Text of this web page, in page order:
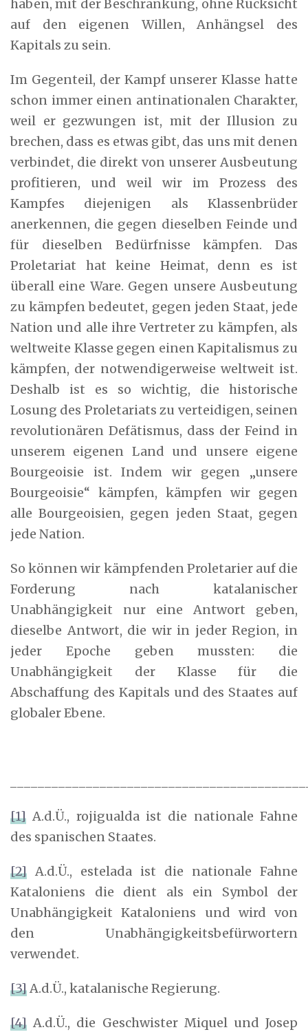
haben, mit der Beschränkung, ohne Rücksicht
auf den eigenen Willen, Anhängsel des
Kapitals zu sein.
Im Gegenteil, der Kampf unserer Klasse hatte
schon immer einen antinationalen Charakter,
weil er gezwungen ist, mit der Illusion zu
brechen, dass es etwas gibt, das uns mit denen
verbindet, die direkt von unserer Ausbeutung
profitieren, und weil wir im Prozess des
Kampfes diejenigen als Klassenbrüder
anerkennen, die gegen dieselben Feinde und
für dieselben Bedürfnisse kämpfen. Das
Proletariat hat keine Heimat, denn es ist
überall eine Ware. Gegen unsere Ausbeutung
zu kämpfen bedeutet, gegen jeden Staat, jede
Nation und alle ihre Vertreter zu kämpfen, als
weltweite Klasse gegen einen Kapitalismus zu
kämpfen, der notwendigerweise weltweit ist.
Deshalb ist es so wichtig, die historische
Losung des Proletariats zu verteidigen, seinen
revolutionären Defätismus, dass der Feind in
unserem eigenen Land und unsere eigene
Bourgeoisie ist. Indem wir gegen „unsere
Bourgeoisie“ kämpfen, kämpfen wir gegen
alle Bourgeoisien, gegen jeden Staat, gegen
jede Nation.
So können wir kämpfenden Proletarier auf die
Forderung nach katalanischer
Unabhängigkeit nur eine Antwort geben,
dieselbe Antwort, die wir in jeder Region, in
jeder Epoche geben mussten: die
Unabhängigkeit der Klasse für die
Abschaffung des Kapitals und des Staates auf
globaler Ebene.
[1] A.d.Ü., rojigualda ist die nationale Fahne
des spanischen Staates.
[2] A.d.Ü., estelada ist die nationale Fahne
Kataloniens die dient als ein Symbol der
Unabhängigkeit Kataloniens und wird von
den Unabhängigkeitsbefürwortern
verwendet.
[3]A.d.Ü., katalanische Regierung.
[4] A.d.Ü., die Geschwister Miquel und Josep